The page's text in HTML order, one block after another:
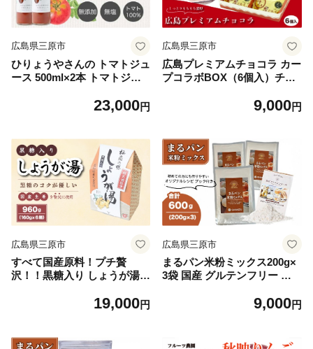
広島県三原市
ひりょうやさんの トマトジュ
ース 500ml×2本 トマトジュ
菜 無添加 広島県 三原市 0420
23,000円
広島県三原市
広島プレミアムチョコラ カー
プコラボBOX（6個入）チョ
ープ スイーツ デザート 洋菓
9,000円
広島県三原市
すべて国産原料！プチ贅
沢！！黒糖入り しょうが湯 1
ょうが湯 飲料 粉末タイプ シ
市 023004
19,000円
広島県三原市
まるパン米粉ミックス200g×
3袋 国産 グルテンフリー こ
三原 パン お菓子作り ミック
9,000円